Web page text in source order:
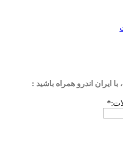
ایران اندرو همراه باشید :
*